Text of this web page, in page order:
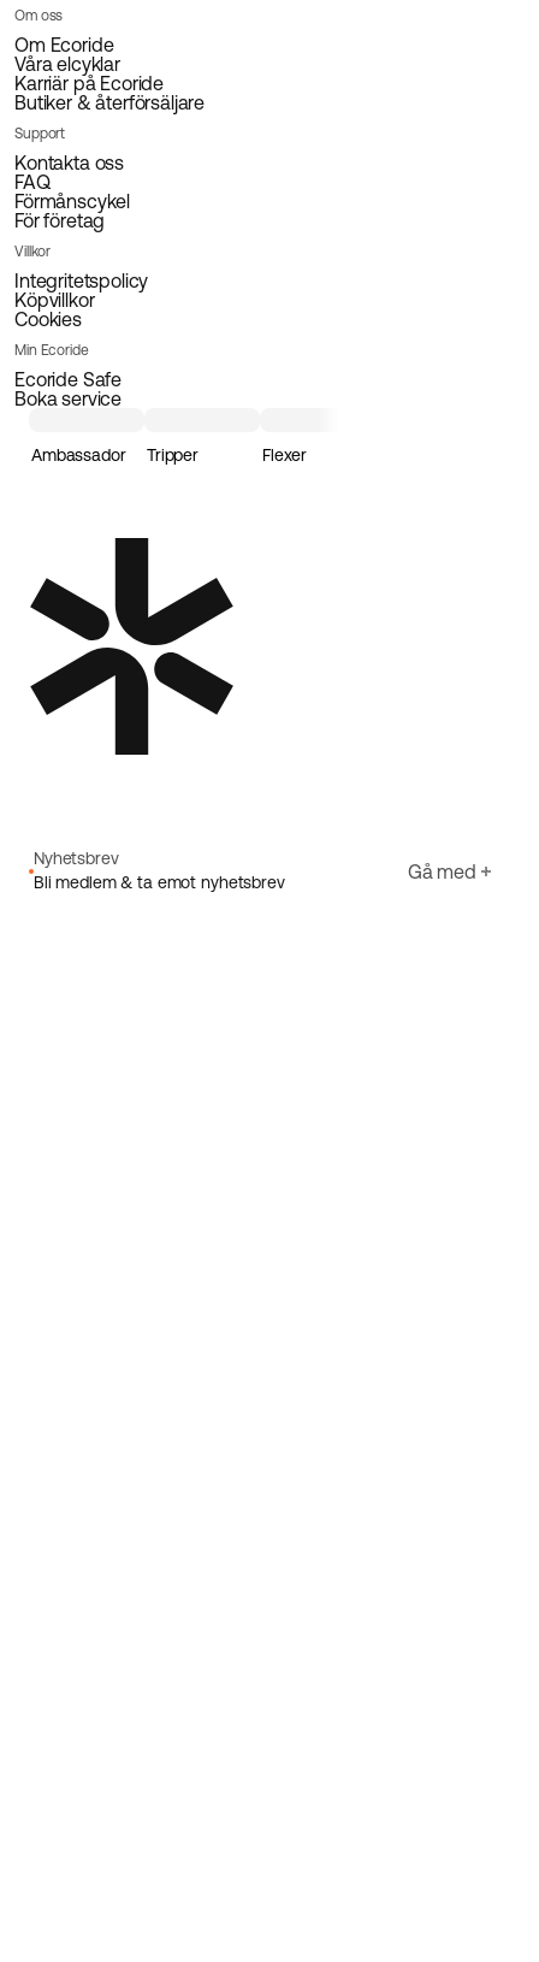
Om oss
Om Ecoride
Våra elcyklar
Karriär på Ecoride
Butiker & återförsäljare
Support
Kontakta oss
FAQ
Förmånscykel
För företag
Villkor
Integritetspolicy
Köpvillkor
Cookies
Min Ecoride
Ecoride Safe
Boka service
Ambassador Tripper Flexer
Nyhetsbrev
Bli medlem & ta emot nyhetsbrev
Gå med